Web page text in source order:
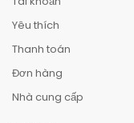
Yêu thích
Thanh toán
Đơn hàng
Nhà cung cấp